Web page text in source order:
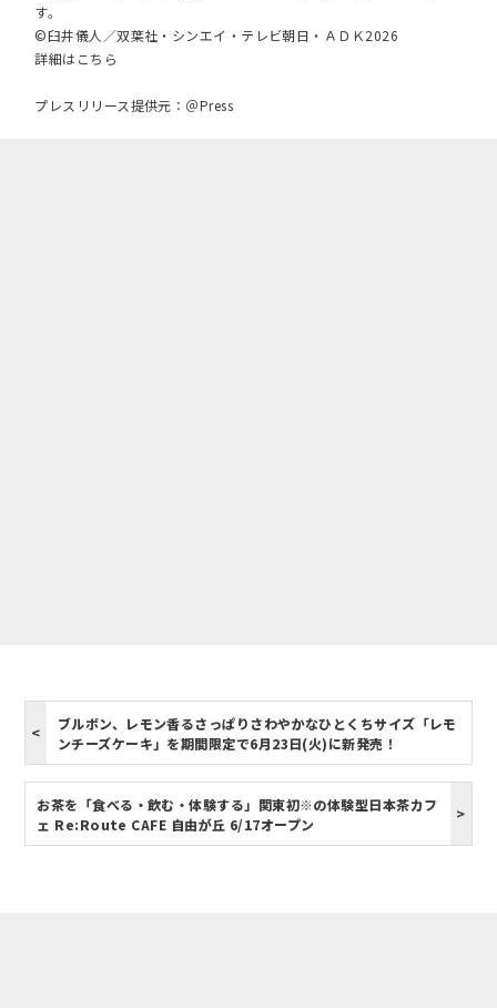
す。
©臼井儀人／双葉社・シンエイ・テレビ朝日・ＡＤＫ2026
詳細はこちら
プレスリリース提供元：＠Press
ブルボン、レモン香るさっぱりさわやかなひとくちサイズ「レモ
ンチーズケーキ」を期間限定で6月23日(火)に新発売！
お茶を「食べる・飲む・体験する」関東初※の体験型日本茶カフ
ェ Re:Route CAFE 自由が丘 6/17オープン